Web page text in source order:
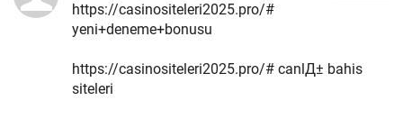
https://casinositeleri2025.pro/#
yeni+deneme+bonusu
https://casinositeleri2025.pro/# canlД± bahis
siteleri